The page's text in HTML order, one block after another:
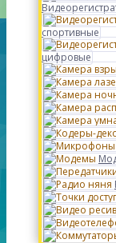
спортивные
цифровые